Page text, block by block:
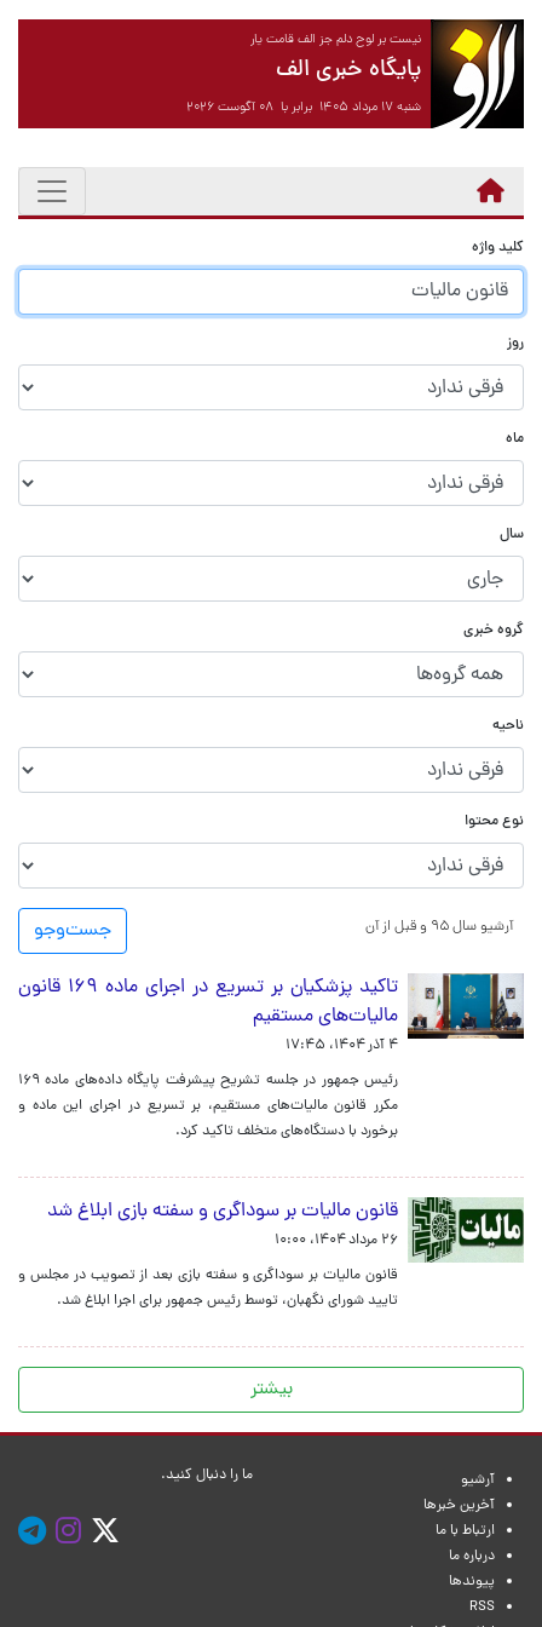
نیست بر لوح دلم جز الف قامت یار
پایگاه خبری الف
شنبه ۱۷ مرداد ۱۴۰۵ برابر با ۰۸ آگوست ۲۰۲۶
کلید واژه
روز
ماه
سال
گروه خبری
ناحیه
نوع محتوا
جست‌و‌جو آرشیو سال ۹۵ و قبل از آن
تاکید پزشکیان بر تسریع در اجرای ماده ۱۶۹ قانون
مالیات‌های مستقیم
۴ آذر ۱۴۰۴، ۱۷:۴۵
رئیس جمهور در جلسه تشریح پیشرفت پایگاه داده‌های ماده ۱۶۹
مکرر قانون مالیات‌های مستقیم، بر تسریع در اجرای این ماده و
برخورد با دستگاه‌های متخلف تاکید کرد.
قانون مالیات بر سوداگری و سفته بازی ابلاغ شد
۲۶ مرداد ۱۴۰۴، ۱۰:۰۰
قانون مالیات بر سوداگری و سفته بازی بعد از تصویب در مجلس و
تایید شورای نگهبان، توسط رئیس جمهور برای اجرا ابلاغ شد.
بیشتر
آرشیو
آخرین خبرها
ارتباط با ما
درباره ما
پیوندها
RSS
ما را دنبال کنید.